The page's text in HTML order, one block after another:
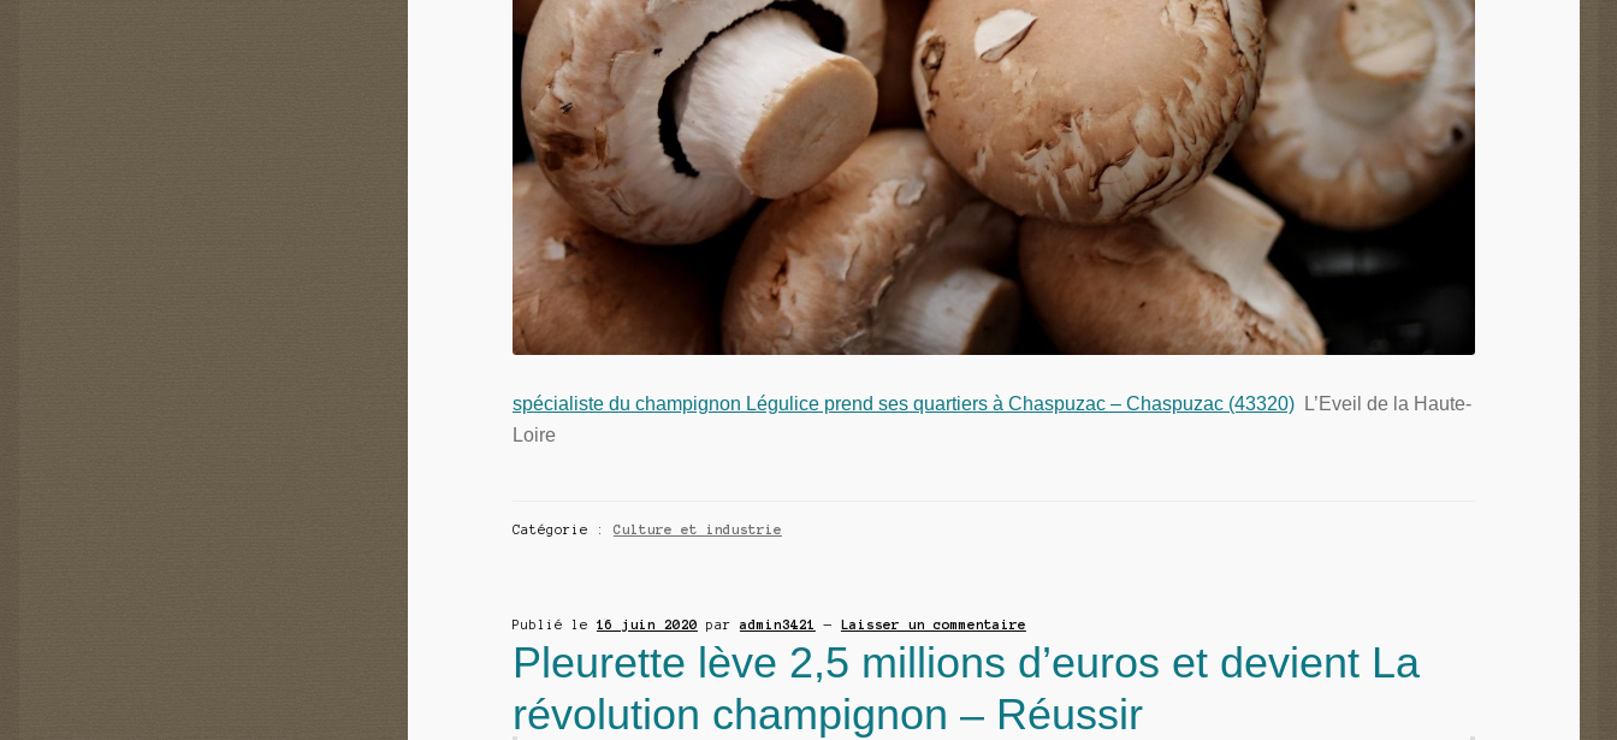
spécialiste du champignon Légulice prend ses quartiers à Chaspuzac – Chaspuzac (43320) L’Eveil de la Haute-
Loire
Catégorie : Culture et industrie
Publié le 16 juin 2020 paradmin3421 — Laisser un commentaire
Pleurette lève 2,5 millions d’euros et devient La
révolution champignon – Réussir